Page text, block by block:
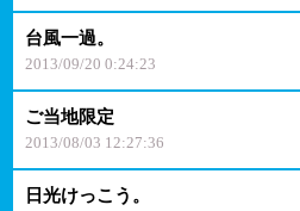
台風一過。
2013/09/20 0:24:23
ご当地限定
2013/08/03 12:27:36
日光けっこう。